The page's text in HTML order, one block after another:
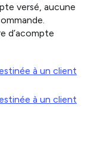
versé, aucune
d’acompte
à un client
à un client